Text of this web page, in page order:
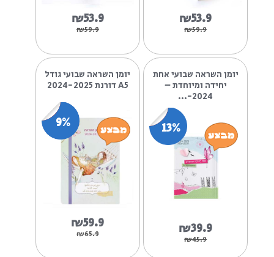
10%
₪53.9
₪59.9
10%
₪53.9
₪59.9
יומן השראה שבועי גודל